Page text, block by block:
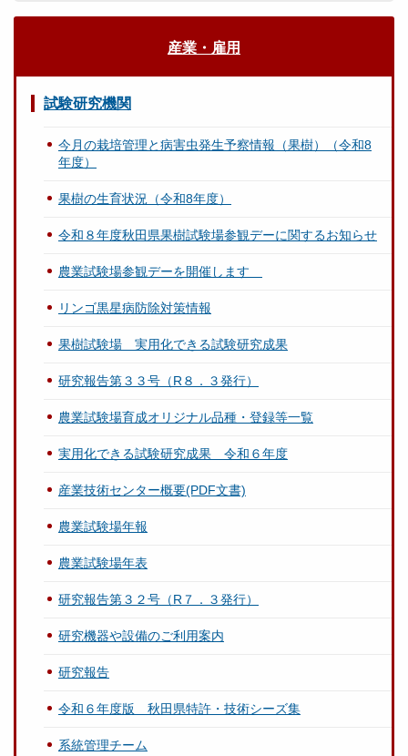
産業・雇用
試験研究機関
今月の栽培管理と病害虫発生予察情報（果樹）（令和8
年度）
果樹の生育状況（令和8年度）
令和８年度秋田県果樹試験場参観デーに関するお知らせ
農業試験場参観デーを開催します
リンゴ黒星病防除対策情報
果樹試験場 実用化できる試験研究成果
研究報告第３３号（R８．３発行）
農業試験場育成オリジナル品種・登録等一覧
実用化できる試験研究成果 令和６年度
産業技術センター概要(PDF文書)
農業試験場年報
農業試験場年表
研究報告第３２号（R７．３発行）
研究機器や設備のご利用案内
研究報告
令和６年度版 秋田県特許・技術シーズ集
系統管理チーム